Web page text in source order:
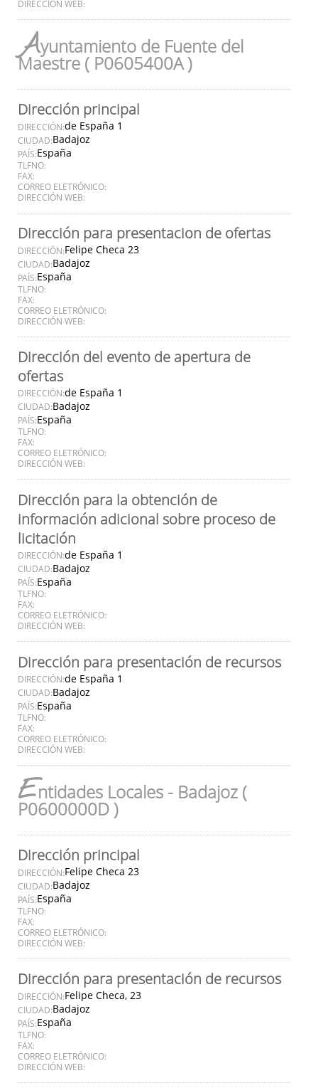
DIRECCIÓN WEB:
Ayuntamiento de Fuente del
Maestre ( P0605400A )
Dirección principal
DIRECCIÓN:de España 1
CIUDAD:Badajoz
PAÍS:España
TLFNO:
FAX:
CORREO ELETRÓNICO:
DIRECCIÓN WEB:
Dirección para presentacion de ofertas
DIRECCIÓN:Felipe Checa 23
CIUDAD:Badajoz
PAÍS:España
TLFNO:
FAX:
CORREO ELETRÓNICO:
DIRECCIÓN WEB:
Dirección del evento de apertura de
ofertas
DIRECCIÓN:de España 1
CIUDAD:Badajoz
PAÍS:España
TLFNO:
FAX:
CORREO ELETRÓNICO:
DIRECCIÓN WEB:
Dirección para la obtención de
información adicional sobre proceso de
licitación
DIRECCIÓN:de España 1
CIUDAD:Badajoz
PAÍS:España
TLFNO:
FAX:
CORREO ELETRÓNICO:
DIRECCIÓN WEB:
Dirección para presentación de recursos
DIRECCIÓN:de España 1
CIUDAD:Badajoz
PAÍS:España
TLFNO:
FAX:
CORREO ELETRÓNICO:
DIRECCIÓN WEB:
Entidades Locales - Badajoz (
P0600000D )
Dirección principal
DIRECCIÓN:Felipe Checa 23
CIUDAD:Badajoz
PAÍS:España
TLFNO:
FAX:
CORREO ELETRÓNICO:
DIRECCIÓN WEB:
Dirección para presentación de recursos
DIRECCIÓN:Felipe Checa, 23
CIUDAD:Badajoz
PAÍS:España
TLFNO:
FAX:
CORREO ELETRÓNICO:
DIRECCIÓN WEB: